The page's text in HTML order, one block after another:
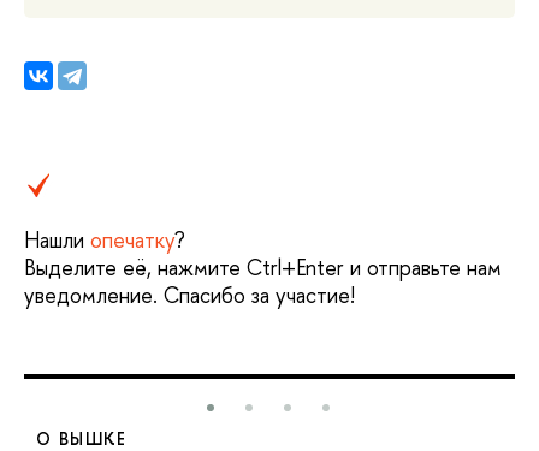
Нашли опечатку?
Выделите её, нажмите Ctrl+Enter и отправьте нам
уведомление. Спасибо за участие!
О ВЫШКЕ